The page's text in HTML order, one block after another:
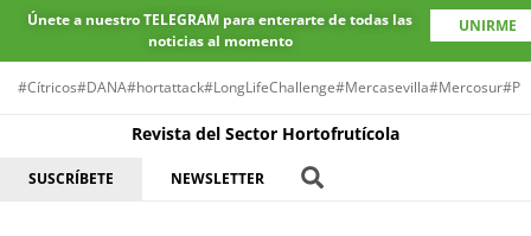
Únete a nuestro TELEGRAM para enterarte de todas las
noticias al momento
UNIRME
#Cítricos#DANA#hortattack#LongLifeChallenge#Mercasevilla#Mercosur
Revista del Sector Hortofrutícola
SUSCRÍBETE NEWSLETTER